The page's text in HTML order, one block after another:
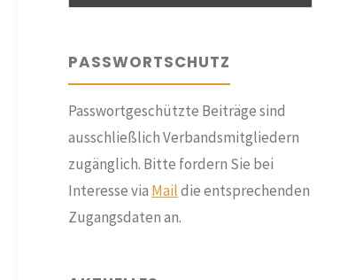
PASSWORTSCHUTZ
Passwortgeschützte Beiträge sind
ausschließlich Verbandsmitgliedern
zugänglich. Bitte fordern Sie bei
Interesse via Maildie entsprechenden
Zugangsdaten an.